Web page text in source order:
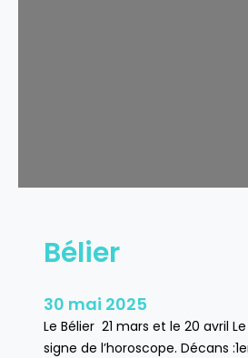
Bélier
30 mai 2025
Le Bélier 21 mars et le 20 avril
signe de l’horoscope. Décans